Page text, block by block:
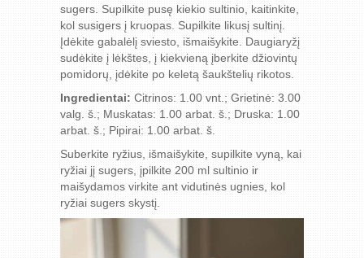
sugers. Supilkite pusę kiekio sultinio, kaitinkite,
kol susigers į kruopas. Supilkite likusį sultinį.
Įdėkite gabalėlį sviesto, išmaišykite. Daugiaryžį
sudėkite į lėkštes, į kiekvieną įberkite džiovintų
pomidorų, įdėkite po keletą šaukštelių rikotos.
Ingredientai: Citrinos: 1.00 vnt.; Grietinė: 3.00
valg. š.; Muskatas: 1.00 arbat. š.; Druska: 1.00
arbat. š.; Pipirai: 1.00 arbat. š.
Suberkite ryžius, išmaišykite, supilkite vyną, kai
ryžiai jį sugers, įpilkite 200 ml sultinio ir
maišydamos virkite ant vidutinės ugnies, kol
ryžiai sugers skystį.